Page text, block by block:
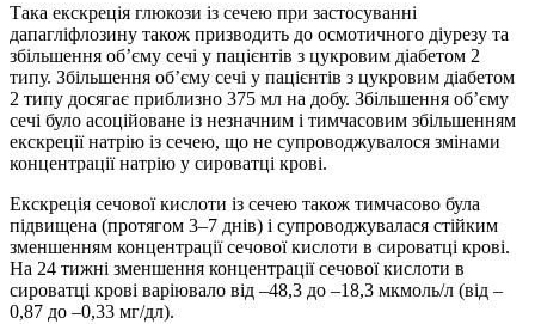
Така екскреція глюкози із сечею при застосуванні
дапагліфлозину також призводить до осмотичного діурезу та
збільшення об’єму сечі у пацієнтів з цукровим діабетом 2
типу. Збільшення об’єму сечі у пацієнтів з цукровим діабетом
2 типу досягає приблизно 375 мл на добу. Збільшення об’єму
сечі було асоційоване із незначним і тимчасовим збільшенням
екскреції натрію із сечею, що не супроводжувалося змінами
концентрації натрію у сироватці крові.
Екскреція сечової кислоти із сечею також тимчасово була
підвищена (протягом 3–7 днів) і супроводжувалася стійким
зменшенням концентрації сечової кислоти в сироватці крові.
На 24 тижні зменшення концентрації сечової кислоти в
сироватці крові варіювало від –48,3 до –18,3 мкмоль/л (від –
0,87 до –0,33 мг/дл).